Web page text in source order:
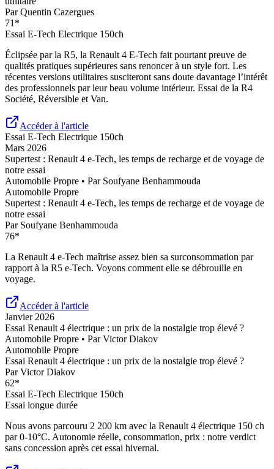
ParQuentin Cazergues
71*
Essai E-Tech Electrique 150ch
Éclipsée par la R5, la Renault 4 E-Tech fait pourtant preuve de
qualités pratiques supérieures sans renoncer à un style fort. Les
récentes versions utilitaires susciteront sans doute davantage l’intérêt
des professionnels par leur beau volume intérieur. Essai de la R4
Société, Réversible et Van.
Accéder à l'article
Essai E-Tech Electrique 150ch
Mars 2026
Supertest : Renault 4 e-Tech, les temps de recharge et de voyage de
notre essai
Automobile Propre • Par Soufyane Benhammouda
Automobile Propre
Supertest : Renault 4 e-Tech, les temps de recharge et de voyage de
notre essai
Par Soufyane Benhammouda
76*
La Renault 4 e-Tech maîtrise assez bien sa surconsommation par
rapport à la R5 e-Tech. Voyons comment elle se débrouille en
voyage.
Accéder à l'article
Janvier 2026
Essai Renault 4 électrique : un prix de la nostalgie trop élevé ?
Automobile Propre • ParVictor Diakov
Automobile Propre
Essai Renault 4 électrique : un prix de la nostalgie trop élevé ?
ParVictor Diakov
62*
Essai E-Tech Electrique 150ch
Essai longue durée
Nous avons parcouru 2 200 km avec la Renault 4 électrique 150 ch
par 0-10°C. Autonomie réelle, consommation, prix : notre verdict
sans concession après cet essai hivernal.